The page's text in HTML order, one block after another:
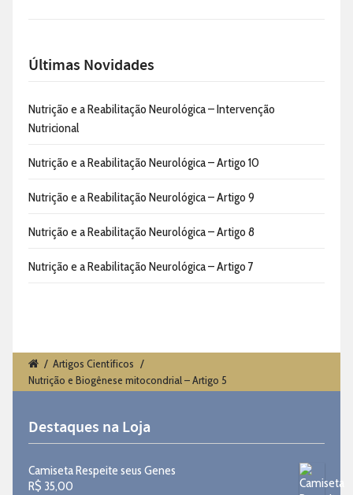
Últimas Novidades
Nutrição e a Reabilitação Neurológica – Intervenção
Nutricional
Nutrição e a Reabilitação Neurológica – Artigo 10
Nutrição e a Reabilitação Neurológica – Artigo 9
Nutrição e a Reabilitação Neurológica – Artigo 8
Nutrição e a Reabilitação Neurológica – Artigo 7
/ Artigos Científicos /
Nutrição e Biogênese mitocondrial – Artigo 5
Destaques na Loja
Camiseta Respeite seus Genes
R$ 35,00